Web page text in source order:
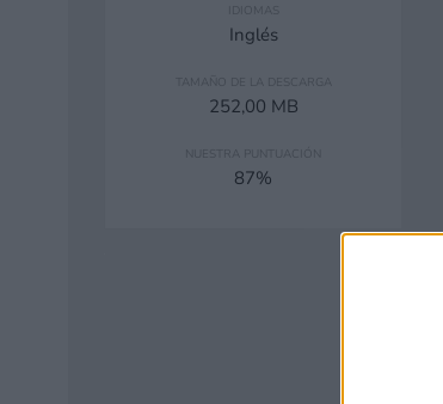
IDIOMAS
Inglés
TAMAÑO DE LA DESCARGA
252,00 MB
87